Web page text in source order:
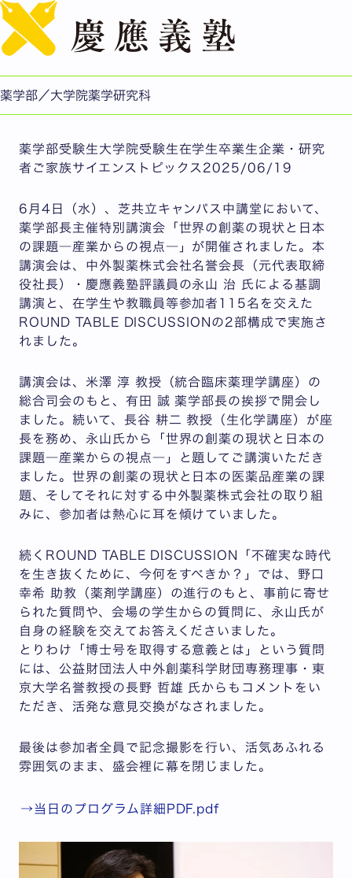
薬学部／大学院薬学研究科
薬学部長主催特別講演会「世界の創薬の現状と日本の課題
薬学部/薬学研究科
薬学部受験生大学院受験生在学生卒業生企業・研究
者ご家族サイエンストピックス2025/06/19
6月4日（水）、芝共立キャンパス中講堂において、
薬学部長主催特別講演会「世界の創薬の現状と日本
の課題―産業からの視点―」が開催されました。本
講演会は、中外製薬株式会社名誉会長（元代表取締
役社長）・慶應義塾評議員の永山 治 氏による基調
講演と、在学生や教職員等参加者115名を交えた
ROUND TABLE DISCUSSIONの2部構成で実施さ
れました。
講演会は、米澤 淳 教授（統合臨床薬理学講座）の
総合司会のもと、有田 誠 薬学部長の挨拶で開会し
ました。続いて、長谷 耕二 教授（生化学講座）が座
長を務め、永山氏から「世界の創薬の現状と日本の
課題―産業からの視点―」と題してご講演いただき
ました。世界の創薬の現状と日本の医薬品産業の課
題、そしてそれに対する中外製薬株式会社の取り組
みに、参加者は熱心に耳を傾けていました。
続くROUND TABLE DISCUSSION「不確実な時代
を⽣き抜くために、今何をすべきか？」では、野口
幸希 助教（薬剤学講座）の進行のもと、事前に寄せ
られた質問や、会場の学生からの質問に、永山氏が
自身の経験を交えてお答えくださいました。
とりわけ「博士号を取得する意義とは」という質問
には、公益財団法人中外創薬科学財団専務理事・東
京大学名誉教授の長野 哲雄 氏からもコメントをい
ただき、活発な意見交換がなされました。
最後は参加者全員で記念撮影を行い、活気あふれる
雰囲気のまま、盛会裡に幕を閉じました。
→当日のプログラム詳細PDF.pdf